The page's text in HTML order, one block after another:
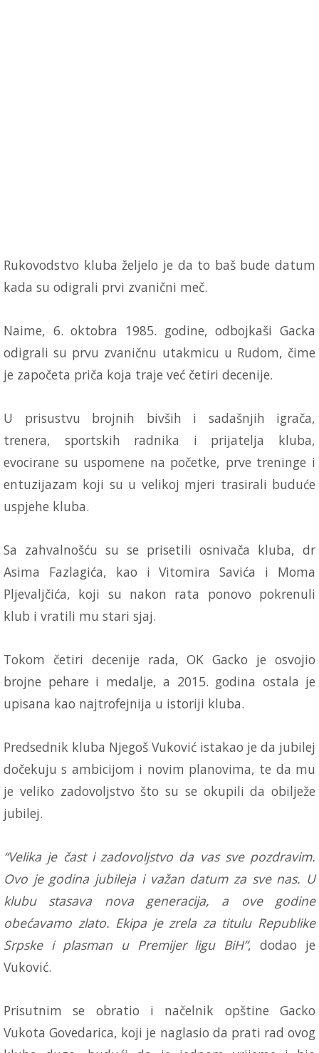
Rukovodstvo kluba željelo je da to baš bude datum
kada su odigrali prvi zvanični meč.
Naime, 6. oktobra 1985. godine, odbojkaši Gacka
odigrali su prvu zvaničnu utakmicu u Rudom, čime
je započeta priča koja traje već četiri decenije.
U prisustvu brojnih bivših i sadašnjih igrača,
trenera, sportskih radnika i prijatelja kluba,
evocirane su uspomene na početke, prve treninge i
entuzijazam koji su u velikoj mjeri trasirali buduće
uspjehe kluba.
Sa zahvalnošću su se prisetili osnivača kluba, dr
Asima Fazlagića, kao i Vitomira Savića i Moma
Pljevaljčića, koji su nakon rata ponovo pokrenuli
klub i vratili mu stari sjaj.
Tokom četiri decenije rada, OK Gacko je osvojio
brojne pehare i medalje, a 2015. godina ostala je
upisana kao najtrofejnija u istoriji kluba.
Predsednik kluba Njegoš Vuković istakao je da jubilej
dočekuju s ambicijom i novim planovima, te da mu
je veliko zadovoljstvo što su se okupili da obilježe
jubilej.
“Velika je čast i zadovoljstvo da vas sve pozdravim.
Ovo je godina jubileja i važan datum za sve nas. U
klubu stasava nova generacija, a ove godine
obećavamo zlato. Ekipa je zrela za titulu Republike
Srpske i plasman u Premijer ligu BiH”, dodao je
Vuković.
Prisutnim se obratio i načelnik opštine Gacko
Vukota Govedarica, koji je naglasio da prati rad ovog